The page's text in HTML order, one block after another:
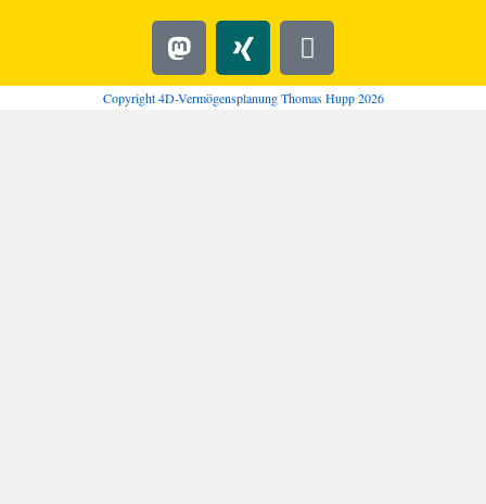
Copyright 4D-Vermögensplanung Thomas Hupp 2026